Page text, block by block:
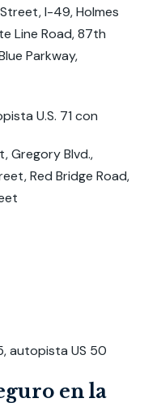
I-49, Holmes
Line Road, 87th
Parkway,
U.S. 71 con
Gregory Blvd.,
Red Bridge Road,
autopista US 50
en la